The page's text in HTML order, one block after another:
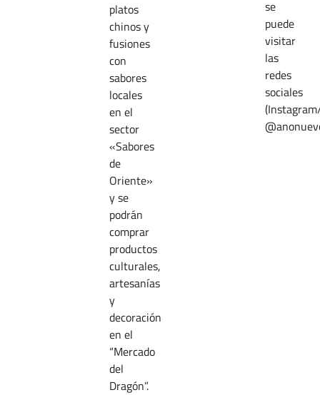
platos
chinos y
fusiones
con
sabores
locales
en el
sector
«Sabores
de
Oriente»
y se
podrán
comprar
productos
culturales,
artesanías
y
decoración
en el
“Mercado
del
Dragón”.
se
puede
visitar
las
redes
sociales